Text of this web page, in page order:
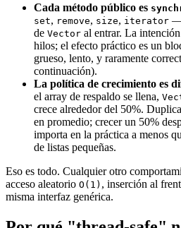
Cada método público es
set, remove, size, iterator —
de Vector al entrar. La
hilos; el efecto práctico es un
grueso, lento, y raramente
continuación).
La política de crecimiento es
el array de respaldo se llena,
crece alrededor del 50%.
en promedio; crecer un 50%
importa en la práctica a menos
de listas pequeñas.
Eso es todo. Cualquier otro
acceso aleatorio O(1) , inserción al
misma interfaz genérica.